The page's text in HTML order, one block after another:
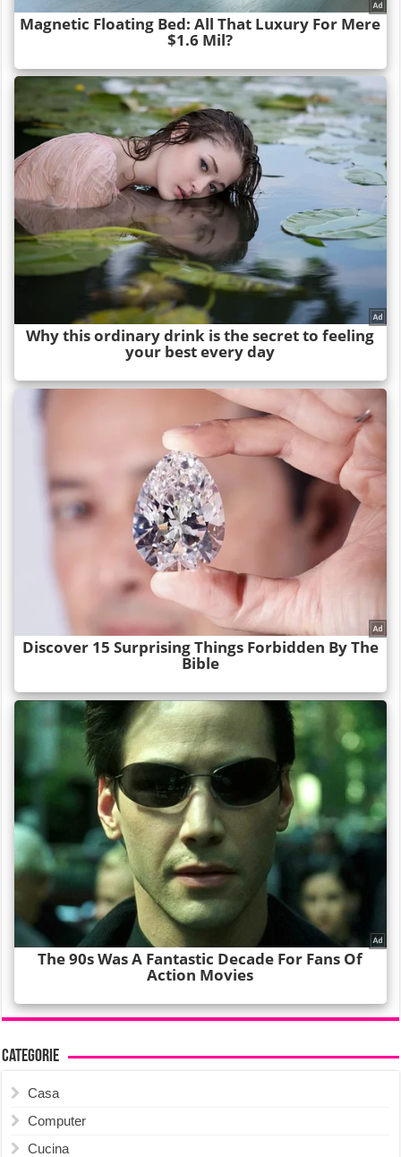
Categorie
Casa
Computer
Cucina